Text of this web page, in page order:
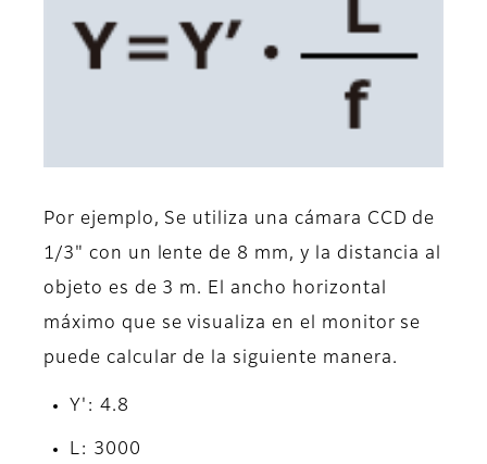
Por ejemplo, Se utiliza una cámara CCD de
1/3" con un lente de 8 mm, y la distancia al
objeto es de 3 m. El ancho horizontal
máximo que se visualiza en el monitor se
puede calcular de la siguiente manera.
Y': 4.8
L: 3000